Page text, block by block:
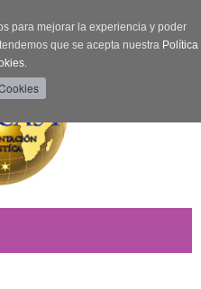
para mejorar la experiencia y poder
que se acepta nuestra Política